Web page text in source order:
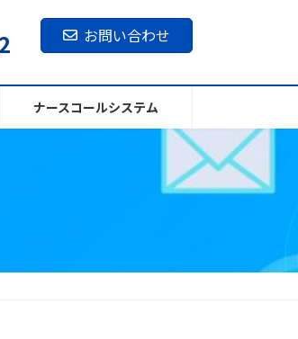
お問い合わせ
ナースコールシステム